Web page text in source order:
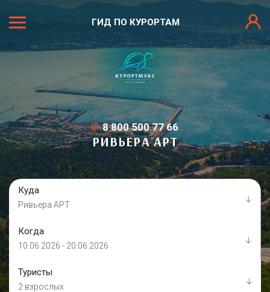
ГИД ПО КУРОРТАМ
8 800 500 77 66
РИВЬЕРА АРТ
Куда
Ривьера АРТ
Когда
10.06.2026 - 20.06.2026
Туристы
2 взрослых